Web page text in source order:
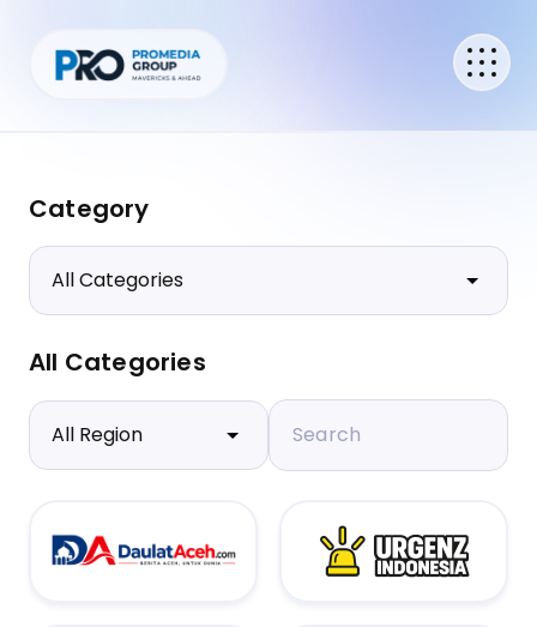
Category
All Categories
Search